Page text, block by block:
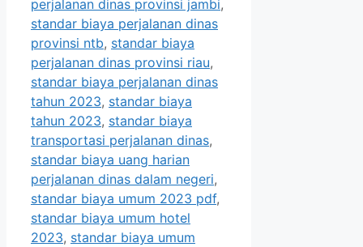
perjalanan dinas provinsi jambi,
standar biaya perjalanan dinas
provinsi ntb, standar biaya
perjalanan dinas provinsi riau,
standar biaya perjalanan dinas
tahun 2023, standar biaya
tahun 2023, standar biaya
transportasi perjalanan dinas,
standar biaya uang harian
perjalanan dinas dalam negeri,
standar biaya umum 2023 pdf,
standar biaya umum hotel
2023, standar biaya umum